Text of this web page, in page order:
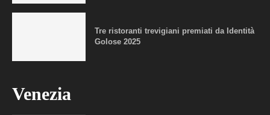
Tre ristoranti trevigiani premiati da Identità
Golose 2025
Venezia